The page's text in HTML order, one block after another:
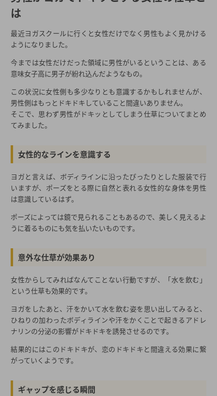
は
最近ヨガスクールに行くと女性だけでなく男性もよく見かける
ようになりました。
今までは女性だけだった領域に男性がいるということは、ある
意味女子高に男子が紛れ込んだようなもの。
この状況に女性側も多少なりとも意識するかもしれませんが、
男性側はもっとドキドキしていること間違いありません。
そこで、思わず男性がドキッとしてしまう仕草についてまとめ
てみました。
女性的なラインを意識する
ヨガと言えば、ボディラインに沿ったぴったりとした服装で行
いますが、ポーズをとる際に自然と表れる女性的な身体を男性
は意識しているはず。
ポーズによっては鏡で見られることもあるので、美しく見えるよ
うに着るものにも気を払いたいものです。
意外な仕草が効果あり
女性からしてみればなんてことない行動ですが、「水を飲む」
という仕草も効果的です。
ヨガをしたあと、汗をかいて水を飲む姿を思い出してみると、
ひねりの加わったボディラインや汗をかくことで起きるアドレ
ナリンの分泌の影響がドキドキを誘発させるのです。
結果的にはこのドキドキが、恋のドキドキと間違える効果に繋
がっていくようです。
ギャップを感じる瞬間